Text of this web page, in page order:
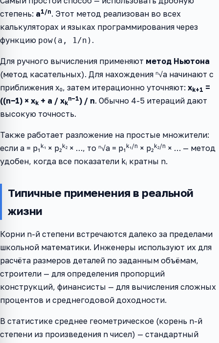
степень: a1/n. Этот метод реализован во всех
калькуляторах и языках программирования через
функцию pow(a, 1/n) .
Для ручного вычисления применяют метод Ньютона
(метод касательных). Для нахождения ⁿ√a начинают с
приближения x₀, затем итерационно уточняют: xk+1 =
((n−1) × xk + a / xk
n−1) / n. Обычно 4-5 итераций дают
высокую точность.
Также работает разложение на простые множители:
если a = p₁k₁ × p₂k₂ × …, то ⁿ√a = p₁k₁/n × p₂k₂/n × … — метод
удобен, когда все показатели kᵢ кратны n.
Типичные применения в реальной
жизни
Корни n-й степени встречаются далеко за пределами
школьной математики. Инженеры используют их для
расчёта размеров деталей по заданным объёмам,
строители — для определения пропорций
конструкций, финансисты — для вычисления сложных
процентов и среднегодовой доходности.
В статистике среднее геометрическое (корень n-й
степени из произведения n чисел) — стандартный